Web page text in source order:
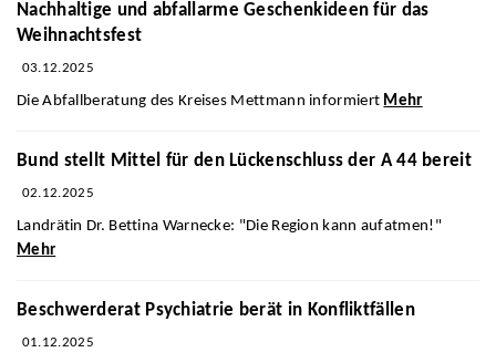
Nachhaltige und abfallarme Geschenkideen für das
Weihnachtsfest
03.12.2025
Die Abfallberatung des Kreises Mettmann informiert Mehr
Bund stellt Mittel für den Lückenschluss der A 44 bereit
02.12.2025
Landrätin Dr. Bettina Warnecke: "Die Region kann aufatmen!"
Mehr
Beschwerderat Psychiatrie berät in Konfliktfällen
01.12.2025